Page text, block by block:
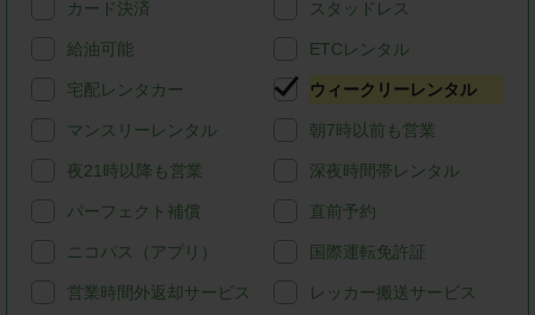
カード決済 スタッドレス
給油可能 ETCレンタル
宅配レンタカー ウィークリーレンタル
マンスリーレンタル 朝7時以前も営業
夜21時以降も営業 深夜時間帯レンタル
パーフェクト補償 直前予約
ニコパス（アプリ） 国際運転免許証
営業時間外返却サービス レッカー搬送サービス